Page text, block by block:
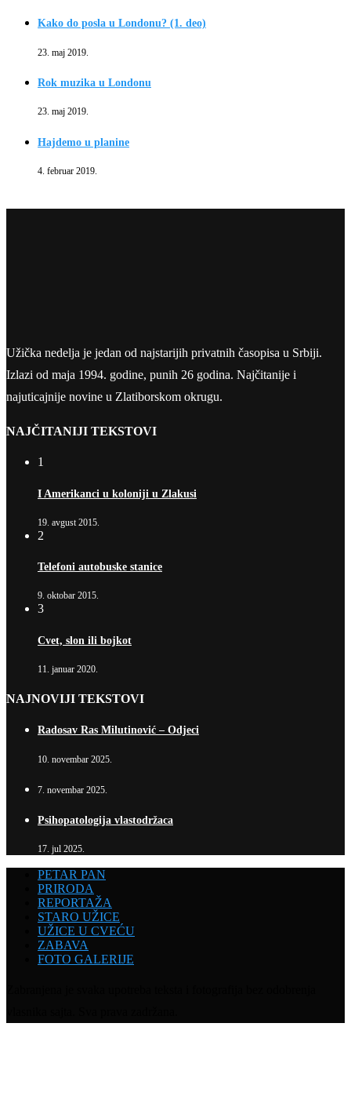
Kako do posla u Londonu? (1. deo)
23. maj 2019.
Rok muzika u Londonu
23. maj 2019.
Hajdemo u planine
4. februar 2019.
Užička nedelja je jedan od najstarijih privatnih časopisa u Srbiji.
Izlazi od maja 1994. godine, punih 26 godina. Najčitanije i
najuticajnije novine u Zlatiborskom okrugu.
NAJČITANIJI TEKSTOVI
1
I Amerikanci u koloniji u Zlakusi
19. avgust 2015.
2
Telefoni autobuske stanice
9. oktobar 2015.
3
Cvet, slon ili bojkot
11. januar 2020.
NAJNOVIJI TEKSTOVI
Radosav Ras Milutinović – Odjeci
10. novembar 2025.
7. novembar 2025.
Psihopatologija vlastodržaca
17. jul 2025.
PETAR PAN
PRIRODA
REPORTAŽA
STARO UŽICE
UŽICE U CVEĆU
ZABAVA
FOTO GALERIJE